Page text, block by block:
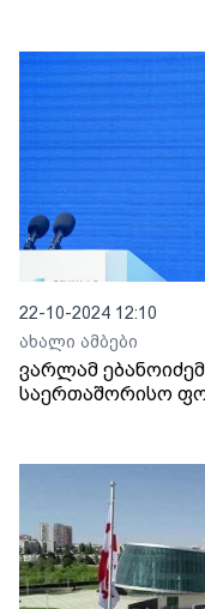
22-10-2024 12:10
ახალი ამბები
ვარლამ
საერთაშორისო